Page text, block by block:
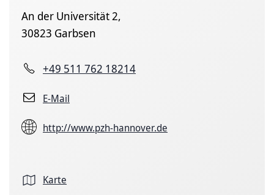
An der Universität 2,
30823 Garbsen
+49 511 762 18214
E-Mail
http://www.pzh-hannover.de
Karte